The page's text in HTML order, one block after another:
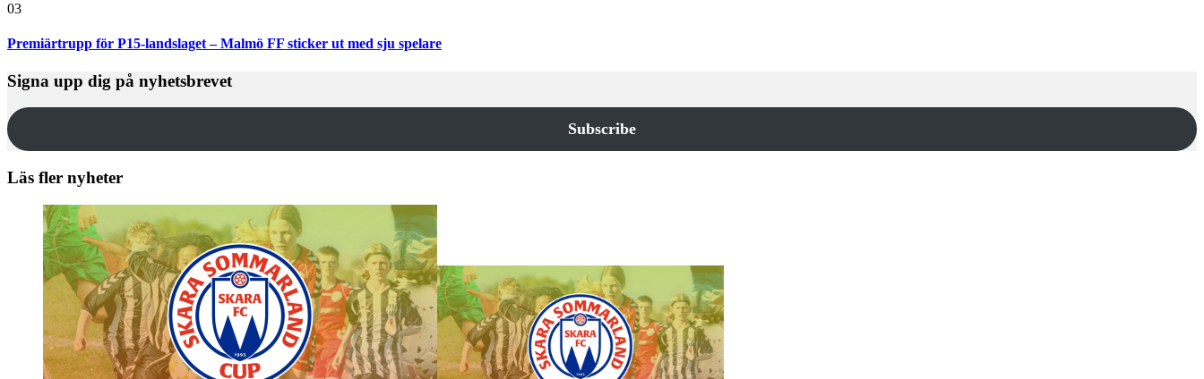
03
Premiärtrupp för P15-landslaget – Malmö FF sticker ut med sju spelare
Signa upp dig på nyhetsbrevet
Subscribe
Läs fler nyheter